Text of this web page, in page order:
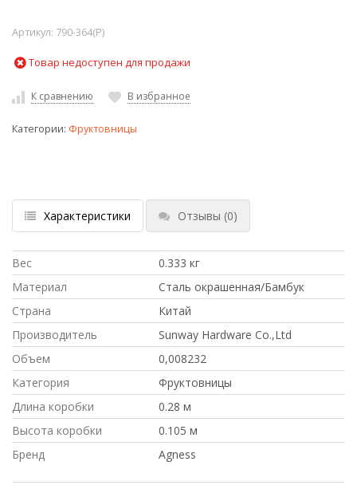
Артикул: 790-364(P)
Товар недоступен для продажи
К сравнению В избранное
Категории: Фруктовницы
Характеристики Отзывы (0)
Вес
0.333 кг
Материал
Сталь окрашенная/Бамбук
Страна
Китай
Производитель
Sunway Hardware Co.,Ltd
Объем
0,008232
Категория
Фруктовницы
Длина коробки
0.28 м
Высота коробки
0.105 м
Бренд
Agness